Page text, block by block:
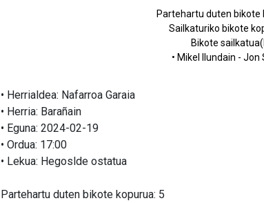
Partehartu duten bikote
Sailkaturiko bikote
Bikote
• Mikel Ilundain - Jon
• Herrialdea: Nafarroa Garaia
• Herria: Barañain
• Eguna: 2024-02-19
• Ordua: 17:00
• Lekua: Hegoslde ostatua
Partehartu duten bikote kopurua: 5